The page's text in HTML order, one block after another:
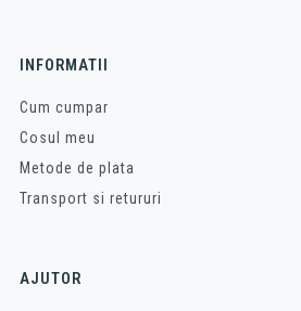
INFORMATII
Cum cumpar
Cosul meu
Metode de plata
Transport si retururi
AJUTOR